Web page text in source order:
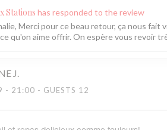
Stations has responded to the review
Merci pour ce beau retour, ça nous
qu'on aime offrir. On espère vous revoir
J
- 21:00 - GUESTS 12